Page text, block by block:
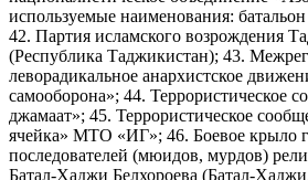
используемые наименования:
42. Партия исламского возрождения
(Республика Таджикистан); 43.
леворадикальное анархистское
самооборона»; 44. Террористическое
джамаат»; 45. Террористическое
ячейка» МТО «ИГ»; 46. Боевое крыло
последователей (мюидов, мурдов)
Батал-Хаджи Белхороева (Батал-